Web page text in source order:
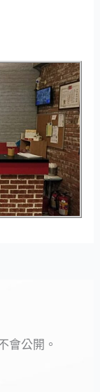
會公開。